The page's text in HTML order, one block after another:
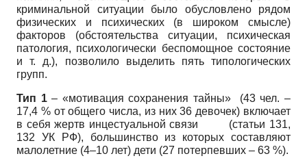
криминальной ситуации было обусловлено рядом
физических и психических (в широком смысле)
факторов (обстоятельства ситуации, психическая
патология, психологически беспомощное состояние
и т. д.), позволило выделить пять типологических
групп.
Тип 1– «мотивация сохранения тайны» (43 чел. –
17,4 % от общего числа, из них 36 девочек) включает
в себя жертв инцестуальной связи (статьи 131,
132 УК РФ), большинство из которых составляют
малолетние (4–10 лет) дети (27 потерпевших – 63 %).